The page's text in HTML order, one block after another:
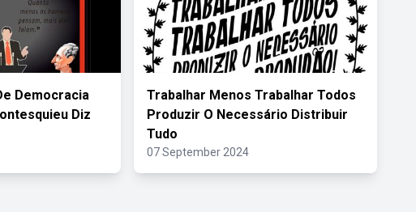
Democracia
Diz
Trabalhar Menos Trabalhar Todos
Produzir O Necessário Distribuir
Tudo
07 September 2024